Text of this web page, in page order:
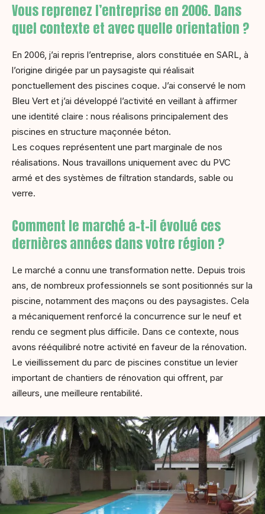
Vous reprenez l’entreprise en 2006. Dans
quel contexte et avec quelle orientation ?
En 2006, j’ai repris l’entreprise, alors constituée en SARL, à
l’origine dirigée par un paysagiste qui réalisait
ponctuellement des piscines coque. J’ai conservé le nom
Bleu Vert et j’ai développé l’activité en veillant à affirmer
une identité claire : nous réalisons principalement des
piscines en structure maçonnée béton.
Les coques représentent une part marginale de nos
réalisations. Nous travaillons uniquement avec du PVC
armé et des systèmes de filtration standards, sable ou
verre.
Comment le marché a-t-il évolué ces
dernières années dans votre région ?
Le marché a connu une transformation nette. Depuis trois
ans, de nombreux professionnels se sont positionnés sur la
piscine, notamment des maçons ou des paysagistes. Cela
a mécaniquement renforcé la concurrence sur le neuf et
rendu ce segment plus difficile. Dans ce contexte, nous
avons rééquilibré notre activité en faveur de la rénovation.
Le vieillissement du parc de piscines constitue un levier
important de chantiers de rénovation qui offrent, par
ailleurs, une meilleure rentabilité.